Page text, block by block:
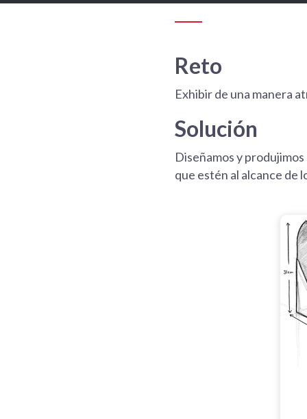
Reto
Exhibir de una manera
Solución
Diseñamos y
que estén al alcance de